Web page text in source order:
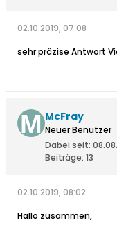
02.10.2019, 07:08
sehr präzise Antwort
McFray
Neuer Benutzer
Dabei seit:
Beiträge: 13
02.10.2019, 08:02
Hallo zusammen,